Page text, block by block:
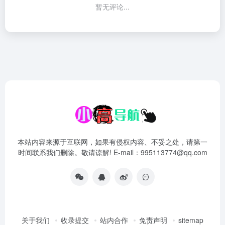
暂无评论...
本站内容来源于互联网，如果有侵权内容、不妥之处，请第一
时间联系我们删除。敬请谅解! E-mail：995113774@qq.com
关于我们 收录提交 站内合作 免责声明 sitemap